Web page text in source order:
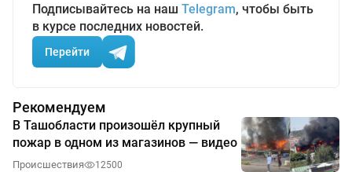
Подписывайтесь на наш Telegram, чтобы быть
в курсе последних новостей.
Перейти
Рекомендуем
В Ташобласти произошёл крупный
пожар в одном из магазинов — видео
Происшествия 12500